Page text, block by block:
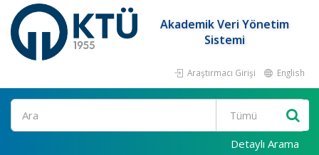
Akademik Veri Yönetim
Sistemi
Araştırmacı Girişi English
Ara
Detaylı Arama